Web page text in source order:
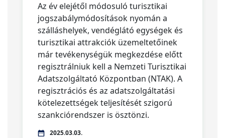
Az év elejétől módosuló turisztikai
jogszabálymódosítások nyomán a
szálláshelyek, vendéglátó egységek és
turisztikai attrakciók üzemeltetőinek
már tevékenységük megkezdése előtt
regisztrálniuk kell a Nemzeti Turisztikai
Adatszolgáltató Központban (NTAK). A
regisztrációs és az adatszolgáltatási
kötelezettségek teljesítését szigorú
szankciórendszer is ösztönzi.
2025.03.03.